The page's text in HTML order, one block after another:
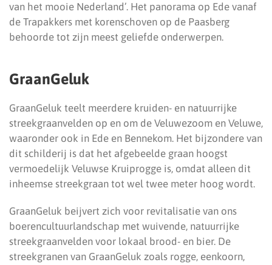
van het mooie Nederland’. Het panorama op Ede vanaf
de Trapakkers met korenschoven op de Paasberg
behoorde tot zijn meest geliefde onderwerpen.
GraanGeluk
GraanGeluk teelt meerdere kruiden- en natuurrijke
streekgraanvelden op en om de Veluwezoom en Veluwe,
waaronder ook in Ede en Bennekom. Het bijzondere van
dit schilderij is dat het afgebeelde graan hoogst
vermoedelijk Veluwse Kruiprogge is, omdat alleen dit
inheemse streekgraan tot wel twee meter hoog wordt.
GraanGeluk beijvert zich voor revitalisatie van ons
boerencultuurlandschap met wuivende, natuurrijke
streekgraanvelden voor lokaal brood- en bier. De
streekgranen van GraanGeluk zoals rogge, eenkoorn,